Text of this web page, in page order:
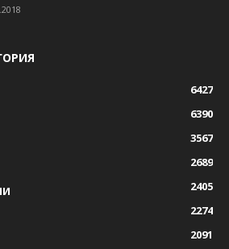
6427
6390
3567
2689
2405
2274
2091